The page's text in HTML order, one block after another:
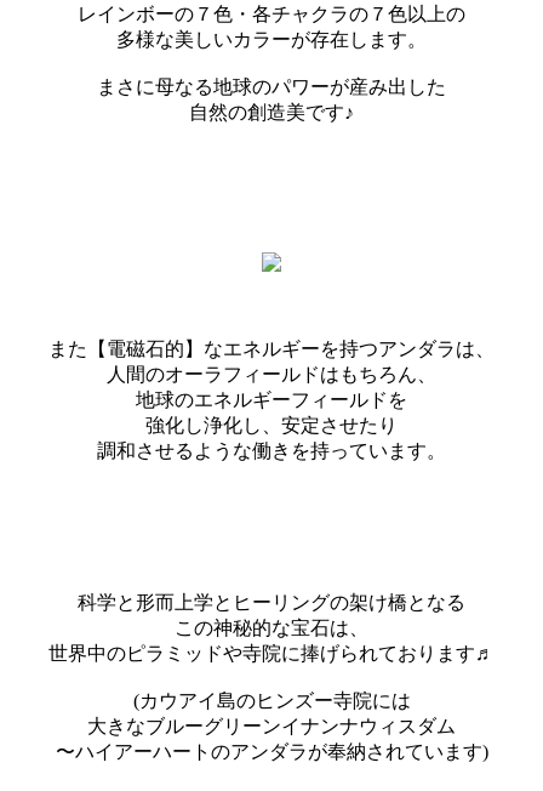
レインボーの７色・各チャクラの７色以上の
多様な美しいカラーが存在します。
まさに母なる地球のパワーが産み出した
自然の創造美です♪
また【電磁石的】なエネルギーを持つアンダラは、
人間のオーラフィールドはもちろん、
地球のエネルギーフィールドを
強化し浄化し、安定させたり
調和させるような働きを持っています。
科学と形而上学とヒーリングの架け橋となる
この神秘的な宝石は、
世界中のピラミッドや寺院に捧げられております♬
(カウアイ島のヒンズー寺院には
大きなブルーグリーンイナンナウィスダム
〜ハイアーハートのアンダラが奉納されています)